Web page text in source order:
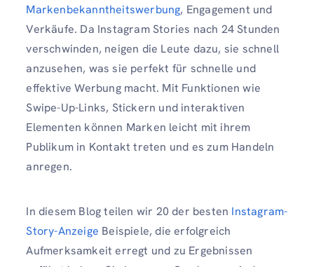
Markenbekanntheitswerbung, Engagement und
Verkäufe. Da Instagram Stories nach 24 Stunden
verschwinden, neigen die Leute dazu, sie schnell
anzusehen, was sie perfekt für schnelle und
effektive Werbung macht. Mit Funktionen wie
Swipe-Up-Links, Stickern und interaktiven
Elementen können Marken leicht mit ihrem
Publikum in Kontakt treten und es zum Handeln
anregen.
In diesem Blog teilen wir 20 der besten Instagram-
Story-Anzeige Beispiele, die erfolgreich
Aufmerksamkeit erregt und zu Ergebnissen